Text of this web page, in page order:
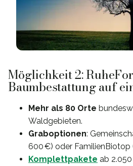
Möglichkeit 2:
Baumbestattung auf
Mehr als 80 Orte
Waldgebieten.
Graboptionen:
600 €) oder FamilienBiotop
Komplettpakete ab